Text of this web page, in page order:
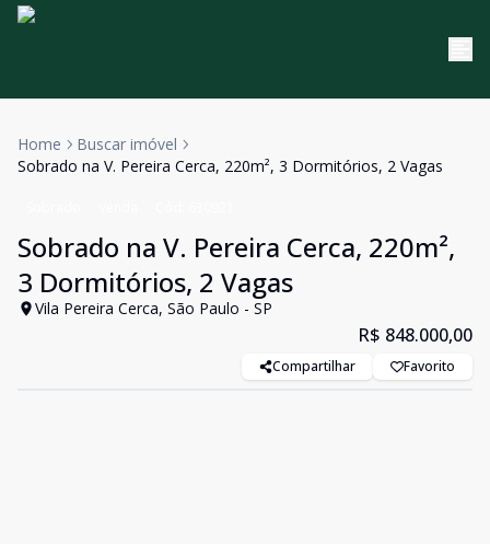
Home
Buscar imóvel
Sobrado na V. Pereira Cerca, 220m², 3 Dormitórios, 2 Vagas
Sobrado na V. Pereira Cerca, 220m²,
3 Dormitórios, 2 Vagas
Vila Pereira Cerca, São Paulo - SP
R$ 848.000,00
Compartilhar Favorito